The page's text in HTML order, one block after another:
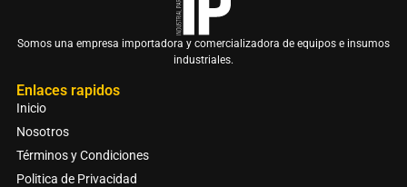
Somos una empresa importadora y comercializadora de equipos e insumos
industriales.
Enlaces rapidos
Inicio
Nosotros
Términos y Condiciones
Politica de Privacidad